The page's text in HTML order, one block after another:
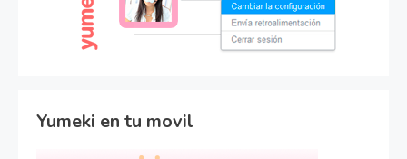
Yumeki en tu movil